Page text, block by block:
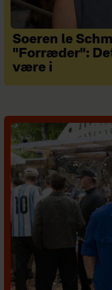
Soeren le
"Forræder":
være i